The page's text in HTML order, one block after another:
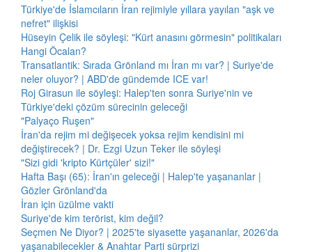
Türkiye'de İslamcıların İran rejimiyle yıllara yayılan "aşk ve
nefret" ilişkisi
Hüseyin Çelik ile söyleşi: "Kürt anasını görmesin" politikaları
Hangi Öcalan?
Transatlantik: Sırada Grönland mı İran mı var? | Suriye'de
neler oluyor? | ABD'de gündemde ICE var!
Roj Girasun ile söyleşi: Halep'ten sonra Suriye'nin ve
Türkiye'deki çözüm sürecinin geleceği
"Palyaço Ruşen"
İran'da rejim mi değişecek yoksa rejim kendisini mi
değiştirecek? | Dr. Ezgi Uzun Teker ile söyleşi
"Sizi gidi 'kripto Kürtçüler' sizi!"
Hafta Başı (65): İran'ın geleceği | Halep'te yaşananlar |
Gözler Grönland'da
İran için üzülme vakti
Suriye'de kim terörist, kim değil?
Seçmen Ne Diyor? | 2025'te siyasette yaşananlar, 2026'da
yaşanabilecekler & Anahtar Parti sürprizi